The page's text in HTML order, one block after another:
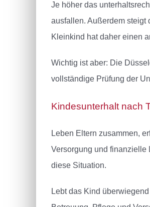
Je höher das
ausfallen. Außerdem steigt
Kleinkind hat daher einen
Wichtig ist aber: Die
vollständige Prüfung der
Kindesunterhalt nach
Leben Eltern zusammen,
Versorgung und finanzielle
diese Situation.
Lebt das Kind